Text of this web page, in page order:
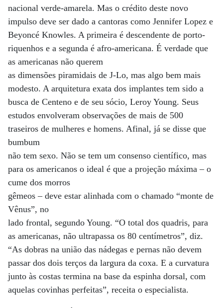
nacional verde-amarela. Mas o crédito deste novo
impulso deve ser dado a cantoras como Jennifer Lopez e
Beyoncé Knowles. A primeira é descendente de porto-
riquenhos e a segunda é afro-americana. É verdade que
as americanas não querem
as dimensões piramidais de J-Lo, mas algo bem mais
modesto. A arquitetura exata dos implantes tem sido a
busca de Centeno e de seu sócio, Leroy Young. Seus
estudos envolveram observações de mais de 500
traseiros de mulheres e homens. Afinal, já se disse que
bumbum
não tem sexo. Não se tem um consenso científico, mas
para os americanos o ideal é que a projeção máxima – o
cume dos morros
gêmeos – deve estar alinhada com o chamado “monte de
Vênus”, no
lado frontal, segundo Young. “O total dos quadris, para
as americanas, não ultrapassa os 80 centímetros”, diz.
“As dobras na união das nádegas e pernas não devem
passar dos dois terços da largura da coxa. E a curvatura
junto às costas termina na base da espinha dorsal, com
aquelas covinhas perfeitas”, receita o especialista.